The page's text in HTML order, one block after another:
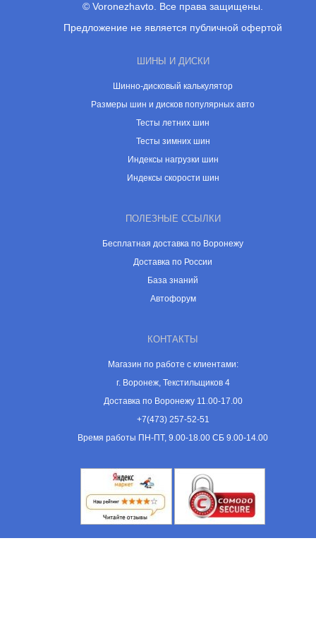
© Voronezhavto. Все права защищены.
Предложение не является публичной офертой
ШИНЫ И ДИСКИ
Шинно-дисковый калькулятор
Размеры шин и дисков популярных авто
Тесты летних шин
Тесты зимних шин
Индексы нагрузки шин
Индексы скорости шин
ПОЛЕЗНЫЕ ССЫЛКИ
Бесплатная доставка по Воронежу
Доставка по России
База знаний
Автофорум
КОНТАКТЫ
Магазин по работе с клиентами:
г. Воронеж, Текстильщиков 4
Доставка по Воронежу 11.00-17.00
+7(473) 257-52-51
Время работы ПН-ПТ, 9.00-18.00 СБ 9.00-14.00